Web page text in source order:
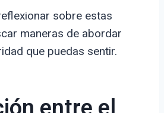
sobre estas
maneras de abordar
que puedas sentir.